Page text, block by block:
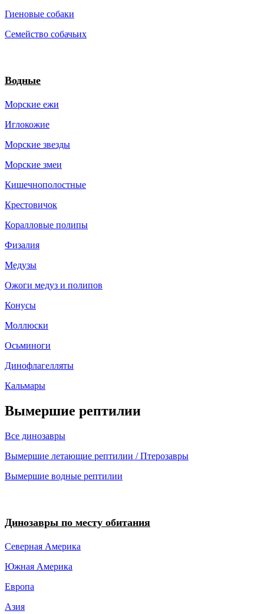
Гиеновые собаки
Семейство собачьих
Водные
Морские ежи
Иглокожие
Морские звезды
Морские змеи
Кишечнополостные
Крестовичок
Коралловые полипы
Физалия
Медузы
Ожоги медуз и полипов
Конусы
Моллюски
Осьминоги
Динофлагелляты
Кальмары
Вымершие рептилии
Все динозавры
Вымершие летающие рептилии / Птерозавры
Вымершие водные рептилии
Динозавры по месту обитания
Северная Америка
Южная Америка
Европа
Азия